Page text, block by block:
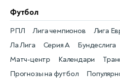
Футбол
РПЛ
Матч-центр
Лига чемпионов
Календари
Лига
Прогнозы на футбол
Ла Лига Серия А Бундеслига